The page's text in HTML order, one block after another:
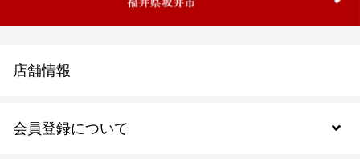
会員登録について
店舗情報